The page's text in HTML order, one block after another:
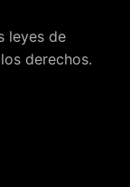
leyes de
derechos.